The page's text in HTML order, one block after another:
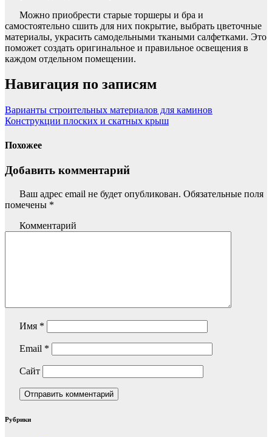
Можно приобрести старые торшеры и бра и
самостоятельно сшить для них покрытие, выбрать цветочные
материалы, украсить самодельными ткаными салфетками. Это
поможет создать оригинальное и правильное освещения в
каждом отдельном помещении.
Навигация по записям
Варианты строительных материалов для каминов
Конструкции плоских и скатных крыш
Похожее
Добавить комментарий
Ваш адрес email не будет опубликован. Обязательные поля
помечены *
Комментарий
Имя *
Email *
Сайт
Рубрики